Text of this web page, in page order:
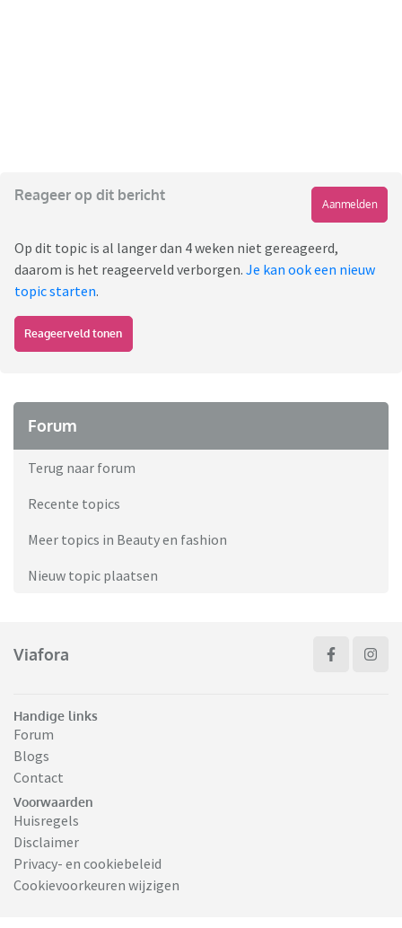
Reageer op dit bericht
Aanmelden
Op dit topic is al langer dan 4 weken niet gereageerd,
daarom is het reageerveld verborgen. Je kan ook een nieuw
topic starten.
Reageerveld tonen
Forum
Terug naar forum
Recente topics
Meer topics in Beauty en fashion
Nieuw topic plaatsen
Viafora
Handige links
Forum
Blogs
Contact
Voorwaarden
Huisregels
Disclaimer
Privacy- en cookiebeleid
Cookievoorkeuren wijzigen